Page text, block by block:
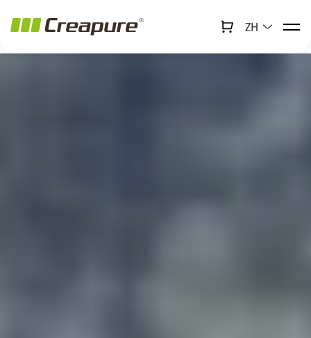
ZH
Creabot
↻ x